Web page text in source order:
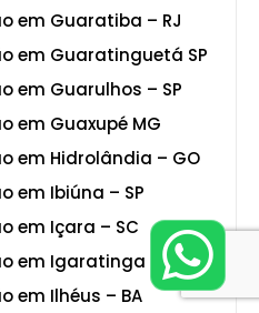
em Guaratiba – RJ
em Guaratinguetá SP
em Guarulhos – SP
em Guaxupé MG
em Hidrolândia – GO
em Ibiúna – SP
em Içara – SC
em Igaratinga – MG
em Ilhéus – BA